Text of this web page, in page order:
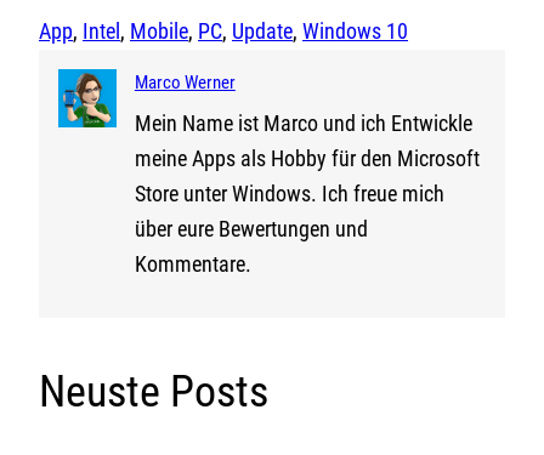
App, Intel , Mobile, PC, Update, Windows 10
Marco Werner
Mein Name ist Marco und ich Entwickle
meine Apps als Hobby für den Microsoft
Store unter Windows. Ich freue mich
über eure Bewertungen und
Kommentare.
Neuste Posts